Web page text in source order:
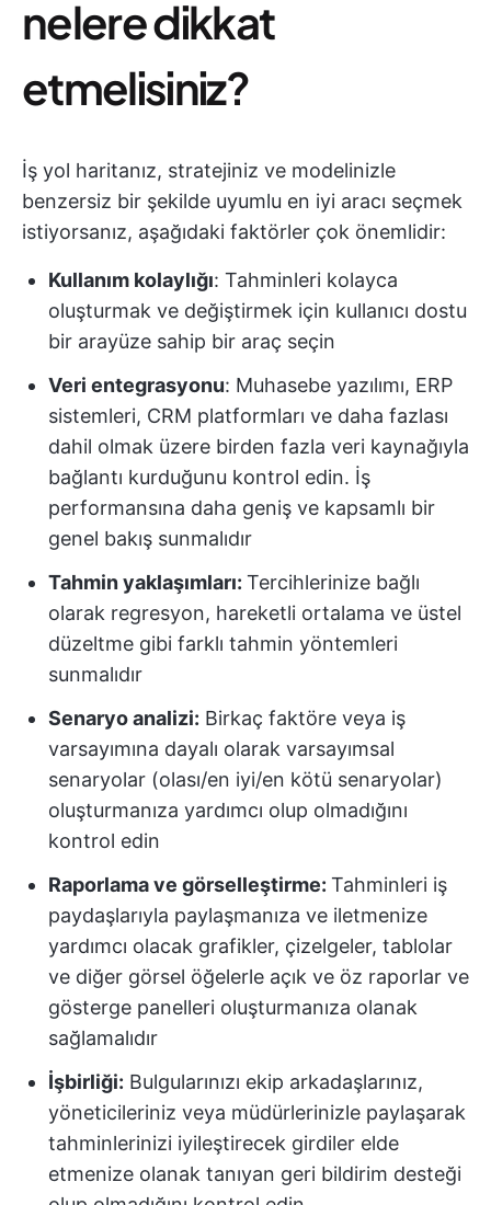
nelere dikkat
etmelisiniz?
İş yol haritanız, stratejiniz ve modelinizle
benzersiz bir şekilde uyumlu en iyi aracı seçmek
istiyorsanız, aşağıdaki faktörler çok önemlidir:
Kullanım kolaylığı: Tahminleri kolayca
oluşturmak ve değiştirmek için kullanıcı dostu
bir arayüze sahip bir araç seçin
Veri entegrasyonu: Muhasebe yazılımı, ERP
sistemleri, CRM platformları ve daha fazlası
dahil olmak üzere birden fazla veri kaynağıyla
bağlantı kurduğunu kontrol edin. İş
performansına daha geniş ve kapsamlı bir
genel bakış sunmalıdır
Tahmin yaklaşımları: Tercihlerinize bağlı
olarak regresyon, hareketli ortalama ve üstel
düzeltme gibi farklı tahmin yöntemleri
sunmalıdır
Senaryo analizi: Birkaç faktöre veya iş
varsayımına dayalı olarak varsayımsal
senaryolar (olası/en iyi/en kötü senaryolar)
oluşturmanıza yardımcı olup olmadığını
kontrol edin
Raporlama ve görselleştirme: Tahminleri iş
paydaşlarıyla paylaşmanıza ve iletmenize
yardımcı olacak grafikler, çizelgeler, tablolar
ve diğer görsel öğelerle açık ve öz raporlar ve
gösterge panelleri oluşturmanıza olanak
sağlamalıdır
İşbirliği: Bulgularınızı ekip arkadaşlarınız,
yöneticileriniz veya müdürlerinizle paylaşarak
tahminlerinizi iyileştirecek girdiler elde
etmenize olanak tanıyan geri bildirim desteği